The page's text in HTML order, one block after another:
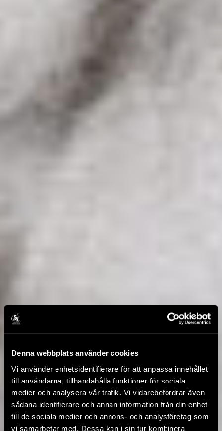
Denna webbplats använder cookies
Vi använder enhetsidentifierare för att anpassa innehållet
till användarna, tillhandahålla funktioner för sociala
medier och analysera vår trafik. Vi vidarebefordrar även
sådana identifierare och annan information från din enhet
till de sociala medier och annons- och analysföretag som
vi samarbetar med. Dessa kan i sin tur kombinera